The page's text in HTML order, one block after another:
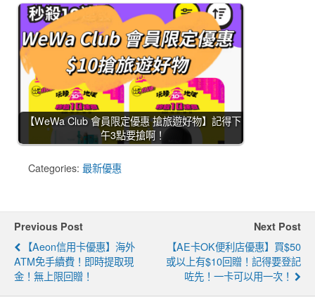
【WeWa Club 會員限定優惠 搶旅遊好物】記得下
午3點要搶啊！
Categories: 最新優惠
Previous Post
【Aeon信用卡優惠】海外
ATM免手續費！即時提取現
金！無上限回贈！
Next Post
【AE卡OK便利店優惠】買$50
或以上有$10回贈！記得要登記
咗先！一卡可以用一次！